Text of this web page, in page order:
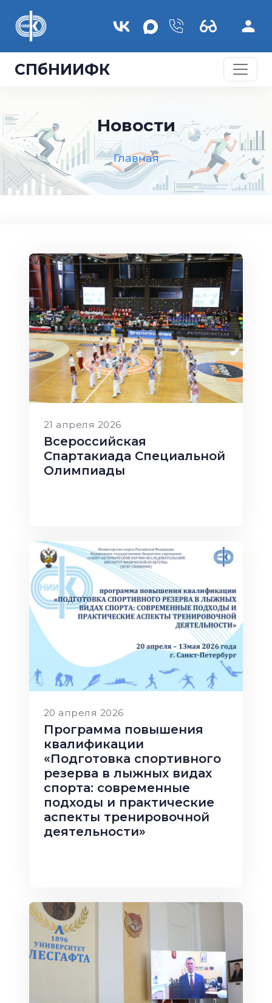
СПбНИИФК
Новости
Главная
21 апреля 2026
Всероссийская
Спартакиада Специальной
Олимпиады
20 апреля 2026
Программа повышения
квалификации
«Подготовка спортивного
резерва в лыжных видах
спорта: современные
подходы и практические
аспекты тренировочной
деятельности»